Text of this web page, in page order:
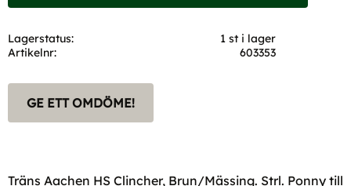
Lagerstatus
1 st i lager
Artikelnr
603353
GE ETT OMDÖME!
Träns Aachen HS Clincher, Brun/Mässing. Strl. Ponny till